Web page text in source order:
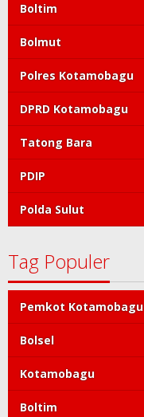
Boltim
Bolmut
Polres Kotamobagu
DPRD Kotamobagu
Tatong Bara
PDIP
Polda Sulut
Tag Populer
Pemkot Kotamobagu
Bolsel
Kotamobagu
Boltim